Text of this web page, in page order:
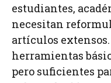
estudiantes,
necesitan
artículos
herramientas
pero suficientes